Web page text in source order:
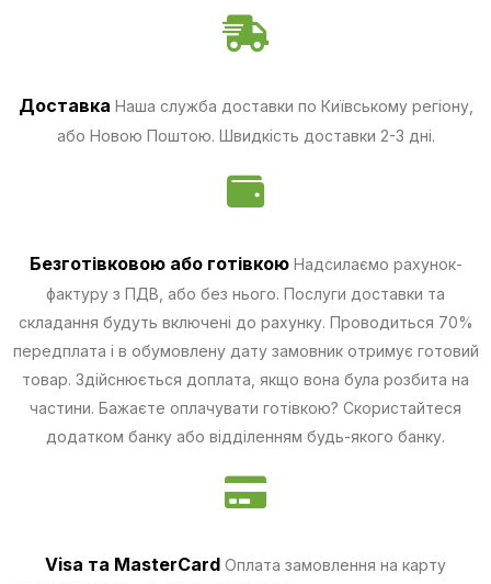
Доставка Наша служба доставки по Київському регіону,
або Новою Поштою. Швидкість доставки 2-3 дні.
Безготівковою або готівкою Надсилаємо рахунок-
фактуру з ПДВ, або без нього. Послуги доставки та
складання будуть включені до рахунку. Проводиться 70%
передплата і в обумовлену дату замовник отримує готовий
товар. Здійснюється доплата, якщо вона була розбита на
частини. Бажаєте оплачувати готівкою? Скористайтеся
додатком банку або відділенням будь-якого банку.
Visa та MasterCard Оплата замовлення на карту